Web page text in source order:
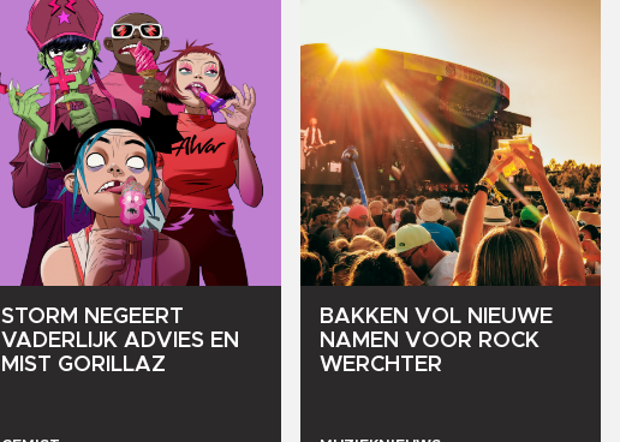
STORM
NEGEERT
VADERLIJK ADVIES EN
MIST GORILLAZ
BAKKEN VOL NIEUWE
NAMEN VOOR ROCK
WERCHTER